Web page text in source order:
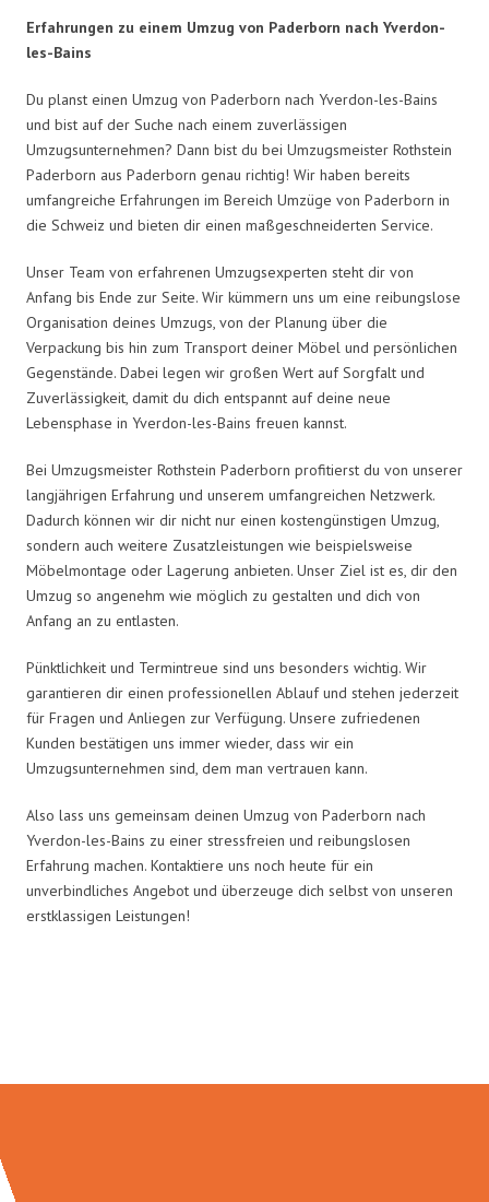
Erfahrungen zu einem Umzug von Paderborn nach Yverdon-
les-Bains
Du planst einen Umzug von Paderborn nach Yverdon-les-Bains
und bist auf der Suche nach einem zuverlässigen
Umzugsunternehmen? Dann bist du bei Umzugsmeister Rothstein
Paderborn aus Paderborn genau richtig! Wir haben bereits
umfangreiche Erfahrungen im Bereich Umzüge von Paderborn in
die Schweiz und bieten dir einen maßgeschneiderten Service.
Unser Team von erfahrenen Umzugsexperten steht dir von
Anfang bis Ende zur Seite. Wir kümmern uns um eine reibungslose
Organisation deines Umzugs, von der Planung über die
Verpackung bis hin zum Transport deiner Möbel und persönlichen
Gegenstände. Dabei legen wir großen Wert auf Sorgfalt und
Zuverlässigkeit, damit du dich entspannt auf deine neue
Lebensphase in Yverdon-les-Bains freuen kannst.
Bei Umzugsmeister Rothstein Paderborn profitierst du von unserer
langjährigen Erfahrung und unserem umfangreichen Netzwerk.
Dadurch können wir dir nicht nur einen kostengünstigen Umzug,
sondern auch weitere Zusatzleistungen wie beispielsweise
Möbelmontage oder Lagerung anbieten. Unser Ziel ist es, dir den
Umzug so angenehm wie möglich zu gestalten und dich von
Anfang an zu entlasten.
Pünktlichkeit und Termintreue sind uns besonders wichtig. Wir
garantieren dir einen professionellen Ablauf und stehen jederzeit
für Fragen und Anliegen zur Verfügung. Unsere zufriedenen
Kunden bestätigen uns immer wieder, dass wir ein
Umzugsunternehmen sind, dem man vertrauen kann.
Also lass uns gemeinsam deinen Umzug von Paderborn nach
Yverdon-les-Bains zu einer stressfreien und reibungslosen
Erfahrung machen. Kontaktiere uns noch heute für ein
unverbindliches Angebot und überzeuge dich selbst von unseren
erstklassigen Leistungen!